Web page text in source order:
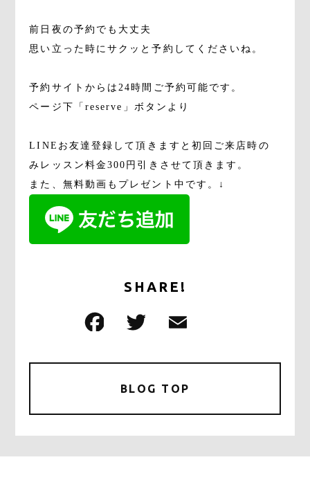
前日夜の予約でも大丈夫
思い立った時にサクッと予約してくださいね。
予約サイトからは24時間ご予約可能です。
ページ下「reserve」ボタンより
LINEお友達登録して頂きますと初回ご来店時の
みレッスン料金300円引きさせて頂きます。
また、無料動画もプレゼント中です。↓
SHARE!
c
b
o
o
it
te
r
ai
BLOG TOP